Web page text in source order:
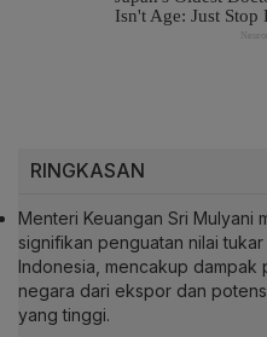
RINGKASAN
Menteri Keuangan Sri Mulyani
signifikan penguatan nilai
Indonesia, mencakup dampak
negara dari ekspor dan
yang tinggi.